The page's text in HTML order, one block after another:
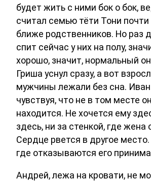
будет жить с ними бок о бок,
считал семью тёти Тони почти
ближе родственников. Но раз
спит сейчас у них на полу,
хорошо, значит, нормальный
Гриша уснул сразу, а вот
мужчины лежали без сна. Иван
чувствуя, что не в том месте он
находится. Не хочется ему
здесь, ни за стенкой, где жена
Сердце рвется в другое
где отказываются его
Андрей, лежа на кровати, не